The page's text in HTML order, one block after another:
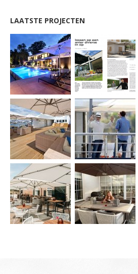
LAATSTE PROJECTEN